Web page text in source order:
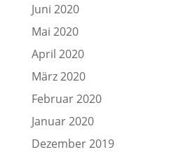
Juni 2020
Mai 2020
April 2020
März 2020
Februar 2020
Januar 2020
Dezember 2019